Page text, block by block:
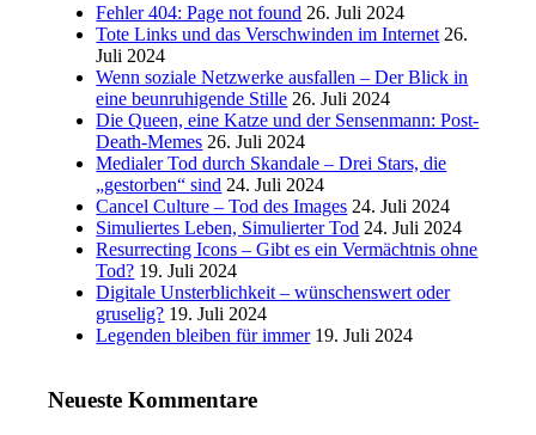
Fehler 404: Page not found 26. Juli 2024
Tote Links und das Verschwinden im Internet 26.
Juli 2024
Wenn soziale Netzwerke ausfallen – Der Blick in
eine beunruhigende Stille 26. Juli 2024
Die Queen, eine Katze und der Sensenmann: Post-
Death-Memes 26. Juli 2024
Medialer Tod durch Skandale – Drei Stars, die
„gestorben“ sind 24. Juli 2024
Cancel Culture – Tod des Images 24. Juli 2024
Simuliertes Leben, Simulierter Tod 24. Juli 2024
Resurrecting Icons – Gibt es ein Vermächtnis ohne
Tod? 19. Juli 2024
Digitale Unsterblichkeit – wünschenswert oder
gruselig? 19. Juli 2024
Legenden bleiben für immer 19. Juli 2024
Neueste Kommentare